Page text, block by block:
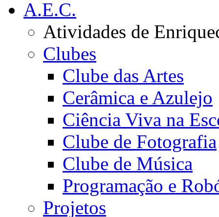
A.E.C.
Atividades de
Clubes
Clube das Artes
Cerâmica e Azulejo
Ciência Viva na
Clube de Fotografia
Clube de Música
Programação e
Projetos